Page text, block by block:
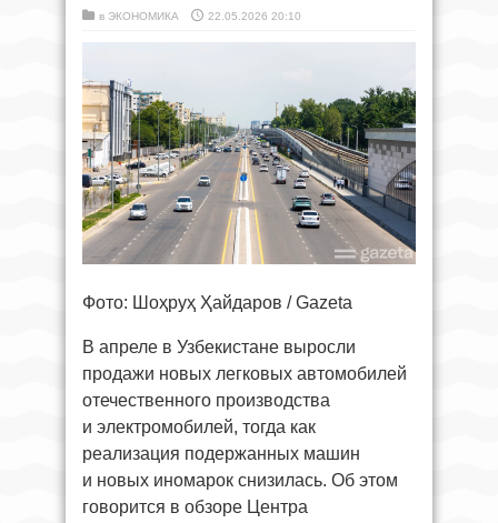
в ЭКОНОМИКА 22.05.2026 20:10
Фото: Шоҳруҳ Ҳайдаров / Gazeta
В апреле в Узбекистане выросли
продажи новых легковых автомобилей
отечественного производства
и электромобилей, тогда как
реализация подержанных машин
и новых иномарок снизилась. Об этом
говорится в обзоре Центра